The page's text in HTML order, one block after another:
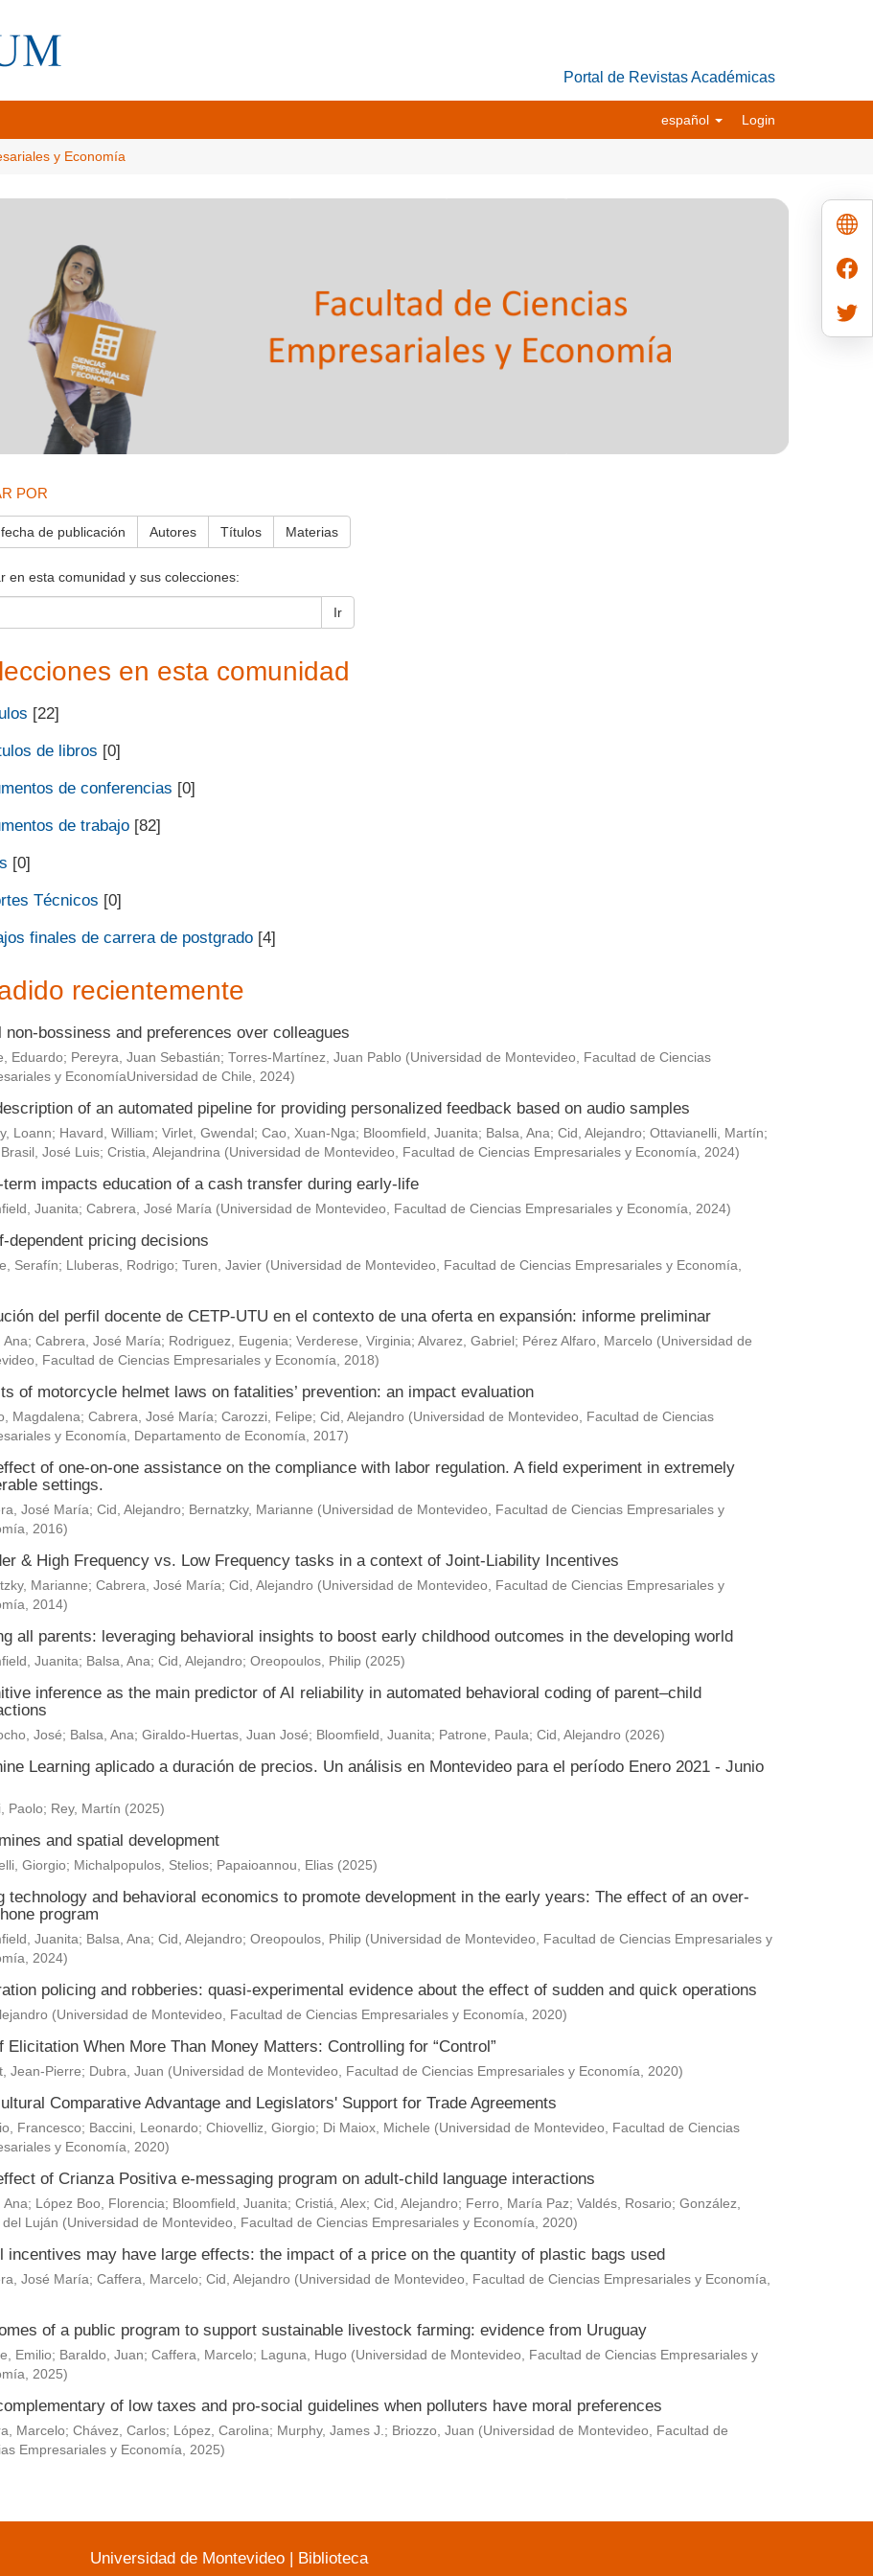
Portal de Revistas Académicas
español Login
y Economía
POR
de publicación Autores Títulos Materias
en esta comunidad y sus colecciones:
Ir
en esta comunidad
[22]
de libros [0]
de conferencias [0]
de trabajo[82]
[0]
Técnicos [0]
finales de carrera de postgrado[4]
recientemente
non-bossiness and preferences over colleagues
Eduardo; Pereyra, Juan Sebastián; Torres-Martínez, Juan Pablo (Universidad de Montevideo, Facultad de Ciencias
y EconomíaUniversidad de Chile, 2024)
of an automated pipeline for providing personalized feedback based on audio samples
Loann; Havard, William; Virlet, Gwendal ; Cao, Xuan-Nga; Bloomfield, Juanita; Balsa, Ana; Cid, Alejandro; Ottavianelli, Martín;
José Luis; Cristia, Alejandrina (Universidad de Montevideo, Facultad de Ciencias Empresariales y Economía, 2024)
term impacts education of a cash transfer during early-life
Juanita; Cabrera, José María (Universidad de Montevideo, Facultad de Ciencias Empresariales y Economía, 2024)
dependent pricing decisions
Serafín; Lluberas, Rodrigo; Turen, Javier (Universidad de Montevideo, Facultad de Ciencias Empresariales y Economía,
del perfil docente de CETP-UTU en el contexto de una oferta en expansión: informe preliminar
Ana; Cabrera, José María; Rodriguez, Eugenia; Verderese, Virginia; Alvarez, Gabriel ; Pérez Alfaro, Marcelo (Universidad de
Facultad de Ciencias Empresariales y Economía, 2018)
of motorcycle helmet laws on fatalities’ prevention: an impact evaluation
Magdalena; Cabrera, José María; Carozzi, Felipe; Cid, Alejandro (Universidad de Montevideo, Facultad de Ciencias
y Economía, Departamento de Economía, 2017)
of one-on-one assistance on the compliance with labor regulation. A field experiment in extremely
settings.
José María; Cid, Alejandro; Bernatzky, Marianne (Universidad de Montevideo, Facultad de Ciencias Empresariales y
, 2016)
& High Frequency vs. Low Frequency tasks in a context of Joint-Liability Incentives
Marianne; Cabrera, José María; Cid, Alejandro (Universidad de Montevideo, Facultad de Ciencias Empresariales y
, 2014)
all parents: leveraging behavioral insights to boost early childhood outcomes in the developing world
Juanita; Balsa, Ana; Cid, Alejandro; Oreopoulos, Philip (2025)
inference as the main predictor of AI reliability in automated behavioral coding of parent–child
José; Balsa, Ana; Giraldo-Huertas, Juan José; Bloomfield, Juanita; Patrone, Paula; Cid, Alejandro (2026)
Learning aplicado a duración de precios. Un análisis en Montevideo para el período Enero 2021 - Junio
Paolo; Rey, Martín (2025)
and spatial development
Giorgio; Michalpopulos, Stelios; Papaioannou, Elias (2025)
technology and behavioral economics to promote development in the early years: The effect of an over-
program
Juanita; Balsa, Ana; Cid, Alejandro; Oreopoulos, Philip (Universidad de Montevideo, Facultad de Ciencias Empresariales y
, 2024)
policing and robberies: quasi-experimental evidence about the effect of sudden and quick operations
(Universidad de Montevideo, Facultad de Ciencias Empresariales y Economía, 2020)
Elicitation When More Than Money Matters: Controlling for “Control”
Jean-Pierre; Dubra, Juan (Universidad de Montevideo, Facultad de Ciencias Empresariales y Economía, 2020)
Comparative Advantage and Legislators' Support for Trade Agreements
Francesco; Baccini, Leonardo; Chiovelliz, Giorgio; Di Maiox, Michele (Universidad de Montevideo, Facultad de Ciencias
y Economía, 2020)
of Crianza Positiva e-messaging program on adult-child language interactions
Ana; López Boo, Florencia; Bloomfield, Juanita; Cristiá, Alex; Cid, Alejandro; Ferro, María Paz; Valdés, Rosario; González,
del Luján (Universidad de Montevideo, Facultad de Ciencias Empresariales y Economía, 2020)
incentives may have large effects: the impact of a price on the quantity of plastic bags used
José María; Caffera, Marcelo; Cid, Alejandro (Universidad de Montevideo, Facultad de Ciencias Empresariales y Economía,
of a public program to support sustainable livestock farming: evidence from Uruguay
Emilio; Baraldo, Juan; Caffera, Marcelo; Laguna, Hugo (Universidad de Montevideo, Facultad de Ciencias Empresariales y
, 2025)
of low taxes and pro-social guidelines when polluters have moral preferences
Marcelo; Chávez, Carlos; López, Carolina; Murphy, James J.; Briozzo, Juan (Universidad de Montevideo, Facultad de
Empresariales y Economía, 2025)
Universidad de Montevideo | Biblioteca